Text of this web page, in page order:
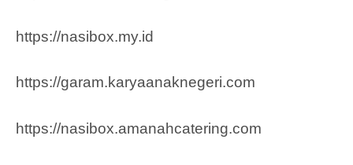
https://nasibox.my.id
https://garam.karyaanaknegeri.com
https://nasibox.amanahcatering.com